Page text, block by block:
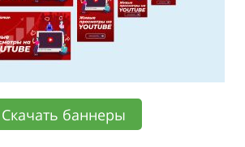
Скачать баннеры